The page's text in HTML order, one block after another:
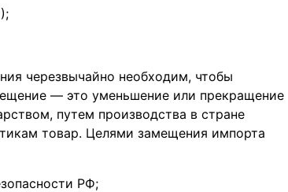
черезвычайно необходим, чтобы
— это уменьшение или прекращение
путем производства в стране
товар. Целями замещения импорта
РФ;